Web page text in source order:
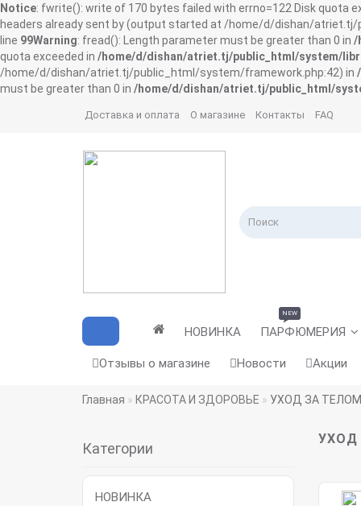
Notice: fwrite(): write of 170 bytes failed with errno=122 Disk quota
headers already sent by (output started at /home/d/dishan/
line 99Warning: fread(): Length parameter must be greater than 0 in /
quota exceeded in /home/d/dishan/atriet.tj/public_html/system/
/home/d/dishan/atriet.tj/public_html/system/framework.php:42) in
must be greater than 0 in /home/d/dishan/atriet.tj/public_html/
Доставка и оплата О магазине Контакты FAQ
НОВИНКА ПАРФЮМЕРИЯ
NEW
Отзывы о магазине Новости Акции
Главная КРАСОТА И ЗДОРОВЬЕ УХОД ЗА ТЕЛОМ
Категории
НОВИНКА
УХОД